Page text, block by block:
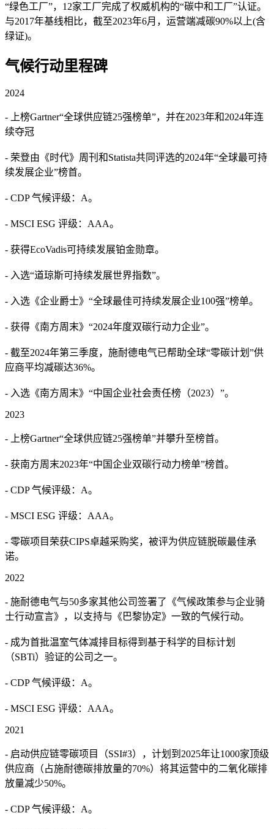
“绿色工厂”，12家工厂完成了权威机构的“碳中和工厂”认证。
与2017年基线相比，截至2023年6月，运营端减碳90%以上(含
绿证)。
气候行动里程碑
2024
- 上榜Gartner“全球供应链25强榜单”，并在2023年和2024年连
续夺冠
- 荣登由《时代》周刊和Statista共同评选的2024年“全球最可持
续发展企业”榜首。
- CDP 气候评级：A。
- MSCI ESG 评级：AAA。
- 获得EcoVadis可持续发展铂金勋章。
- 入选“道琼斯可持续发展世界指数”。
- 入选《企业爵士》“全球最佳可持续发展企业100强”榜单。
- 获得《南方周末》“2024年度双碳行动力企业”。
- 截至2024年第三季度，施耐德电气已帮助全球“零碳计划”供
应商平均减碳达36%。
- 入选《南方周末》“中国企业社会责任榜（2023）”。
2023
- 上榜Gartner“全球供应链25强榜单”并攀升至榜首。
- 获南方周末2023年“中国企业双碳行动力榜单”榜首。
- CDP 气候评级：A。
- MSCI ESG 评级：AAA。
- 零碳项目荣获CIPS卓越采购奖，被评为供应链脱碳最佳承
诺。
2022
- 施耐德电气与50多家其他公司签署了《气候政策参与企业骑
士行动宣言》，以支持与《巴黎协定》一致的气候行动。
- 成为首批温室气体减排目标得到基于科学的目标计划
（SBTi）验证的公司之一。
- CDP 气候评级：A。
- MSCI ESG 评级：AAA。
2021
- 启动供应链零碳项目（SSI#3），计划到2025年让1000家顶级
供应商（占施耐德碳排放量的70%）将其运营中的二氧化碳排
放量减少50%。
- CDP 气候评级：A。